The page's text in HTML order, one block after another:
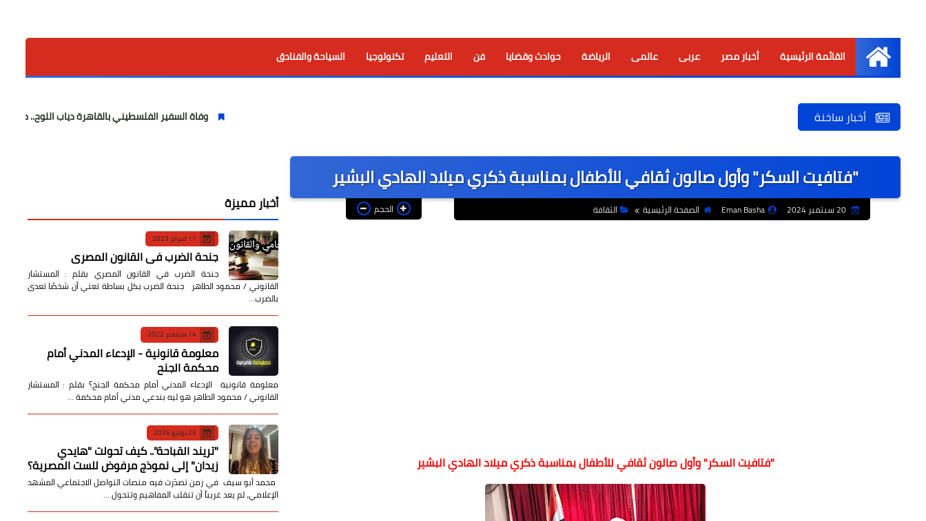
الرئيسية
القائمة الرئيسية أخبار مصر عربى عالمى الرياضة حوادث وقضايا فن التعليم تكنولوجيا السياحة والفنادق
أخبار ساخنة وفاة السفير الفلسطيني بالقاهرة دياب اللوح.. مسيرة وطنية
"فتافيت السكر" وأول صالون ثقافي للأطفال بمناسبة ذكري ميلاد الهادي البشير
20 سبتمبر 2024 Eman Basha الصفحة الرئيسية الثقافة الحجم
"فتافيت السكر" وأول صالون ثقافي للأطفال بمناسبة ذكري ميلاد الهادي البشير
أخبار مميزة
17 فبراير 2023
جنحة الضرب في القانون المصري
جنحة الضرب في القانون المصري بقلم : المستشار
القانوني / محمود الطاهر جنحة الضرب بكل بساطة تعني أن شخصًا تعدى
بالضرب…
14 سبتمبر 2022
معلومة قانونية - الإدعاء المدني أمام
محكمة الجنح
معلومة قانونية الإدعاء المدني أمام محكمة الجنح؟ بقلم : المستشار
القانوني / محمود الطاهر هو ليه بندعي مدني أمام محكمة …
25 يوليو 2026
​"تريند القباحة".. كيف تحولت "هايدي
زيدان" إلى نموذج مرفوض للست المصرية؟
​ محمد أبو سيف ​في زمن تصدّرت فيه منصات التواصل الاجتماعي المشهد
الإعلامي، لم يعد غريباً أن تنقلب المفاهيم وتتحول …